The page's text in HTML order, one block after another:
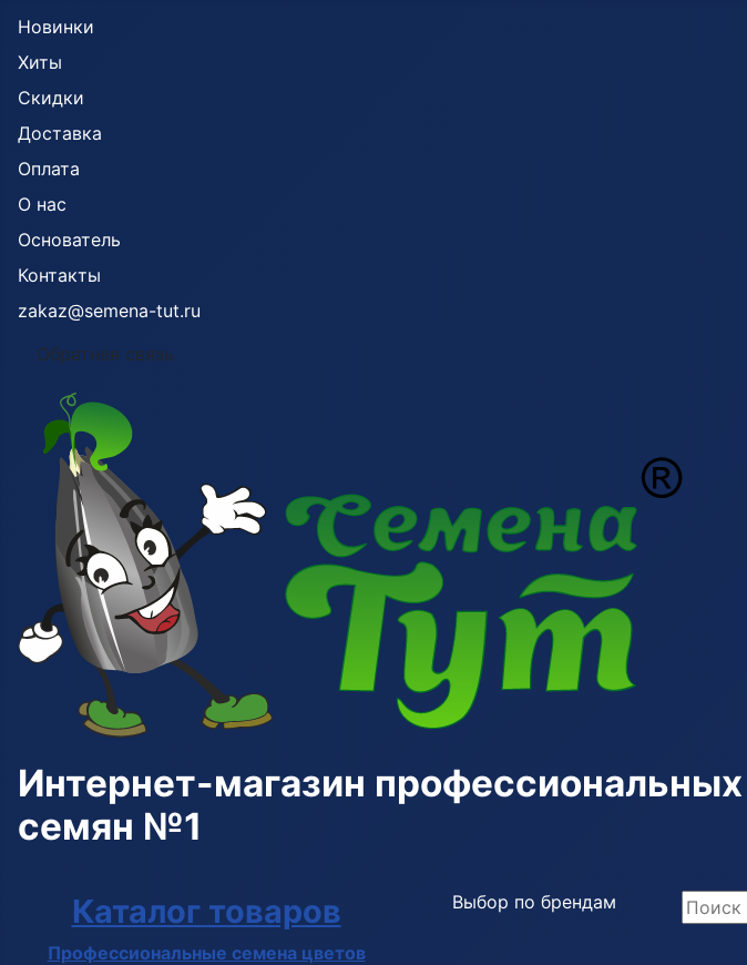
Новинки
Хиты
Скидки
Доставка
Оплата
О нас
Основатель
Контакты
zakaz@semena-tut.ru
Обратная связь
Интернет-магазин профессиональных
семян №1
Каталог товаров
Профессиональные семена цветов
Выбор по брендам